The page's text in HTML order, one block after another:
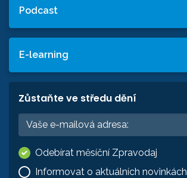
Podcast
E-learning
Zůstaňte ve středu dění
Odebírat měsíční Zpravodaj
Informovat o aktuálních novinkách